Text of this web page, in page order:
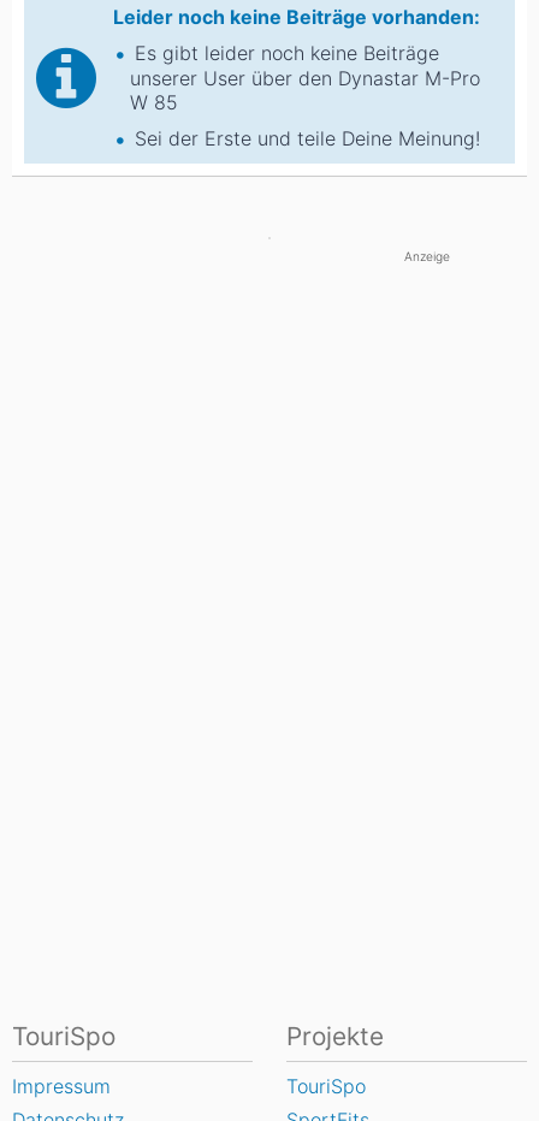
Leider noch keine Beiträge vorhanden:
Es gibt leider noch keine Beiträge
unserer User über den Dynastar M-Pro
W 85
Sei der Erste und teile Deine Meinung!
Anzeige
TouriSpo
Impressum
Projekte
TouriSpo